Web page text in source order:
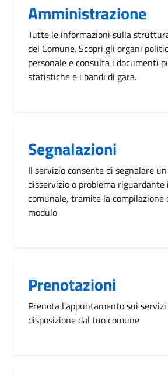
Amministrazione
Tutte le informazioni sulla
del Comune. Scopri gli organi
personale e consulta i documenti
statistiche e i bandi di gara.
Segnalazioni
Il servizio consente di segnalare
disservizio o problema
comunale, tramite la compilazione
modulo
Prenotazioni
Prenota l'appuntamento sui
disposizione dal tuo comune